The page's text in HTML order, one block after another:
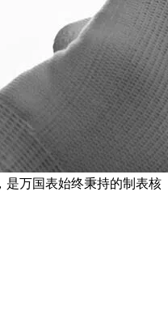
是万国表始终秉持的制表核